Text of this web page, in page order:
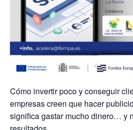
Cómo invertir poco y conseguir
empresas creen que hacer
significa gastar mucho dinero… y